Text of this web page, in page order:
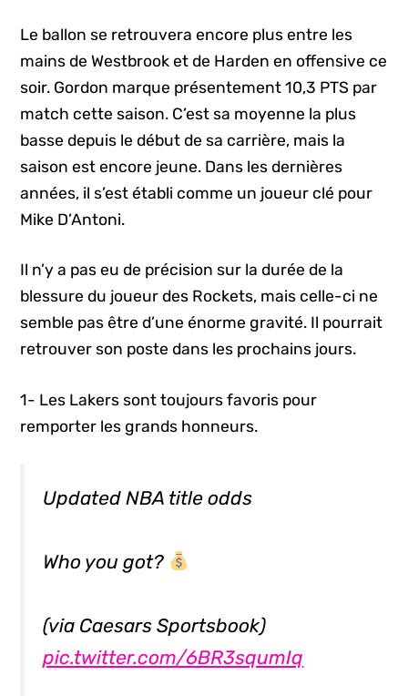
Le ballon se retrouvera encore plus entre les
mains de Westbrook et de Harden en offensive ce
soir. Gordon marque présentement 10,3 PTS par
match cette saison. C’est sa moyenne la plus
basse depuis le début de sa carrière, mais la
saison est encore jeune. Dans les dernières
années, il s’est établi comme un joueur clé pour
Mike D’Antoni.
Il n’y a pas eu de précision sur la durée de la
blessure du joueur des Rockets, mais celle-ci ne
semble pas être d’une énorme gravité. Il pourrait
retrouver son poste dans les prochains jours.
1- Les Lakers sont toujours favoris pour
remporter les grands honneurs.
Updated NBA title odds
Who you got?
(via Caesars Sportsbook)
pic.twitter.com/6BR3squmIq